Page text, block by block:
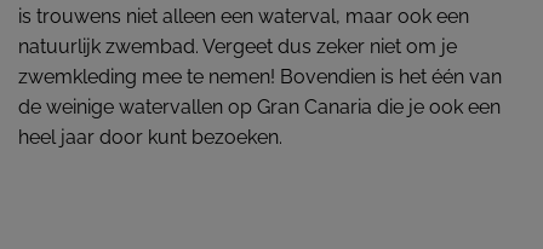
is trouwens niet alleen een waterval, maar ook een
natuurlijk zwembad. Vergeet dus zeker niet om je
zwemkleding mee te nemen! Bovendien is het één van
de weinige watervallen op Gran Canaria die je ook een
heel jaar door kunt bezoeken.